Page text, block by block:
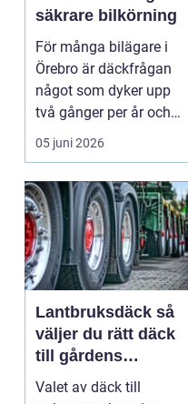
säkrare bilkörning
För många bilägare i
Örebro är däckfrågan
något som dyker upp
två gånger per år och
mest känns som e...
05 juni 2026
Lantbruksdäck så
väljer du rätt däck
till gårdens
maskiner
Valet av däck till